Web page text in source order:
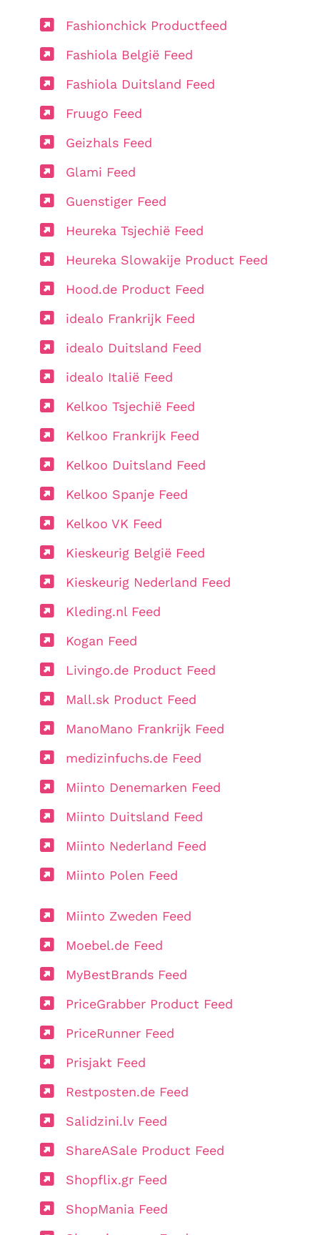
Fashionchick Productfeed
Fashiola België Feed
Fashiola Duitsland Feed
Fruugo Feed
Geizhals Feed
Glami Feed
Guenstiger Feed
Heureka Tsjechië Feed
Heureka Slowakije Product Feed
Hood.de Product Feed
idealo Frankrijk Feed
idealo Duitsland Feed
idealo Italië Feed
Kelkoo Tsjechië Feed
Kelkoo Frankrijk Feed
Kelkoo Duitsland Feed
Kelkoo Spanje Feed
Kelkoo VK Feed
Kieskeurig België Feed
Kieskeurig Nederland Feed
Kleding.nl Feed
Kogan Feed
Livingo.de Product Feed
Mall.sk Product Feed
ManoMano Frankrijk Feed
medizinfuchs.de Feed
Miinto Denemarken Feed
Miinto Duitsland Feed
Miinto Nederland Feed
Miinto Polen Feed
Miinto Zweden Feed
Moebel.de Feed
MyBestBrands Feed
PriceGrabber Product Feed
PriceRunner Feed
Prisjakt Feed
Restposten.de Feed
Salidzini.lv Feed
ShareASale Product Feed
Shopflix.gr Feed
ShopMania Feed